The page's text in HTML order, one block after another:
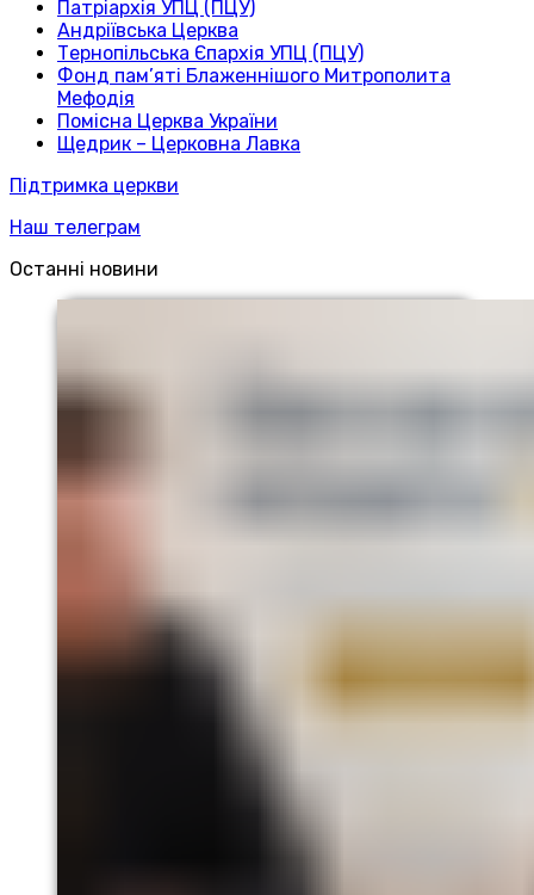
Патріархія УПЦ (ПЦУ)
Андріївська Церква
Тернопільська Єпархія УПЦ (ПЦУ)
Фонд пам’яті Блаженнішого Митрополита
Мефодія
Помісна Церква України
Щедрик – Церковна Лавка
Підтримка церкви
Наш телеграм
Останні новини